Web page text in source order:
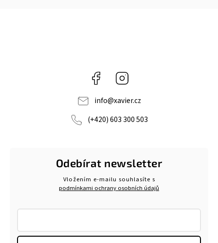
Facebook
info@xavier.cz
(+420) 603 300 503
Odebírat newsletter
Vložením e-mailu souhlasíte s
podmínkami ochrany osobních údajů